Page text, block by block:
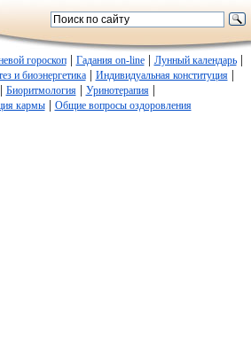
гороскоп| Гадания on-line| Лунный календарь|
и биоэнергетика| Индивидуальная конституция|
Биоритмология| Уринотерапия|
кармы| Общие вопросы оздоровления